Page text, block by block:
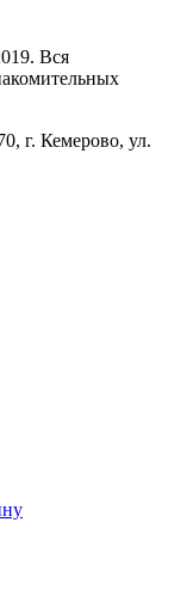
Вся
г. Кемерово, ул.